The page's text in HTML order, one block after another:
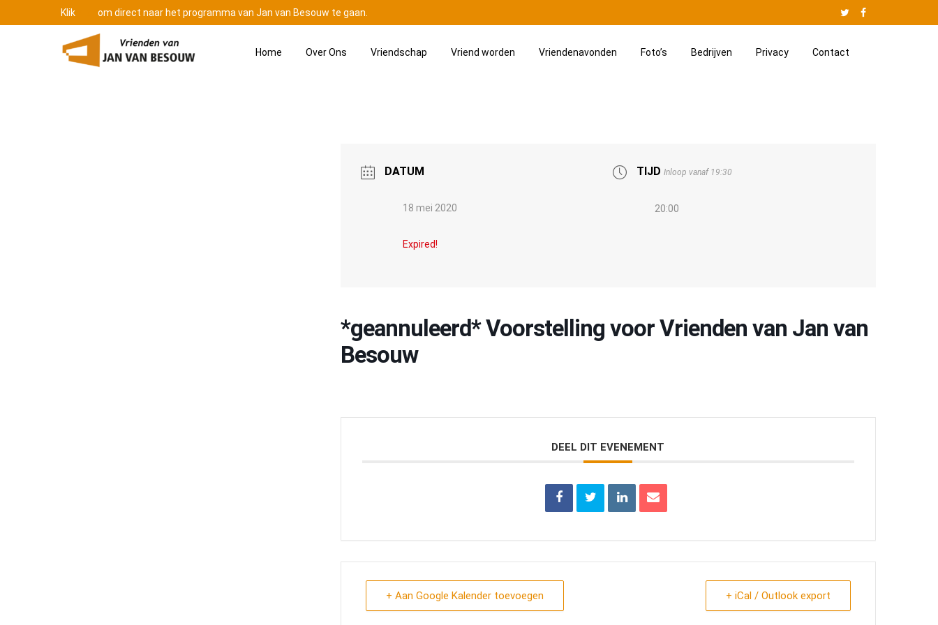
Klik om direct naar het programma van Jan van Besouw te gaan. Twitter
Website
Home Over Ons Vriendschap Vriend worden Vriendenavonden Foto’s Bedrijven Privacy Contact
DATUM
18 mei 2020
Expired!
TIJD Inloop vanaf 19:30
20:00
*geannuleerd* Voorstelling voor Vrienden van Jan van
Besouw
DEEL DIT EVENEMENT
+ Aan Google Kalender toevoegen + iCal / Outlook export